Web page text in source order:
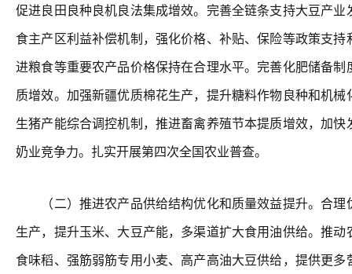
促进良田良种良机良法集成增效。完善全链条支持大豆产
食主产区利益补偿机制，强化价格、补贴、保险等政策支
进粮食等重要农产品价格保持在合理水平。完善化肥储备
质增效。加强新疆优质棉花生产，提升糖料作物良种和机
生猪产能综合调控机制，推进畜禽养殖节本提质增效，加
奶业竞争力。扎实开展第四次全国农业普查。
（二）推进农产品供给结构优化和质量效益提升。合理
生产，提升玉米、大豆产能，多渠道扩大食用油供给。推
食味稻、强筋弱筋专用小麦、高产高油大豆供给，提供更